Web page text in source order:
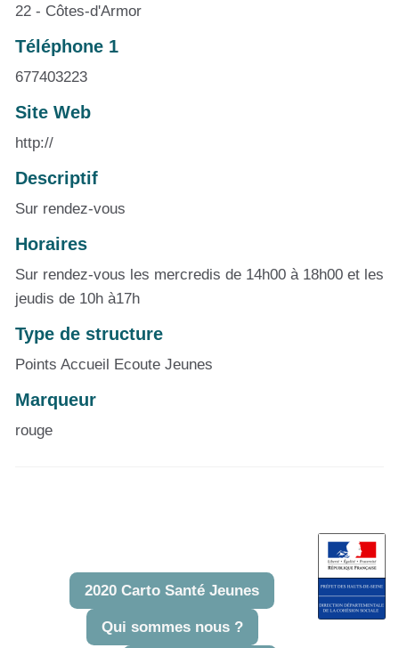
22 - Côtes-d'Armor
Téléphone 1
677403223
Site Web
http://
Descriptif
Sur rendez-vous
Horaires
Sur rendez-vous les mercredis de 14h00 à 18h00 et les
jeudis de 10h à17h
Type de structure
Points Accueil Ecoute Jeunes
Marqueur
rouge
2020 Carto Santé Jeunes
Qui sommes nous ?